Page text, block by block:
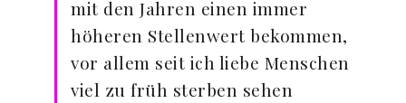
mit den Jahren einen immer
höheren Stellenwert bekommen,
vor allem seit ich liebe Menschen
viel zu früh sterben sehen